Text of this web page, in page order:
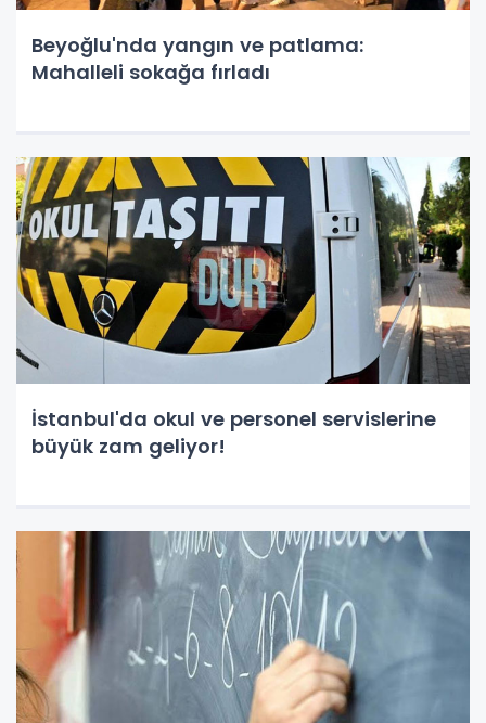
Beyoğlu'nda yangın ve patlama:
Mahalleli sokağa fırladı
İstanbul'da okul ve personel servislerine
büyük zam geliyor!